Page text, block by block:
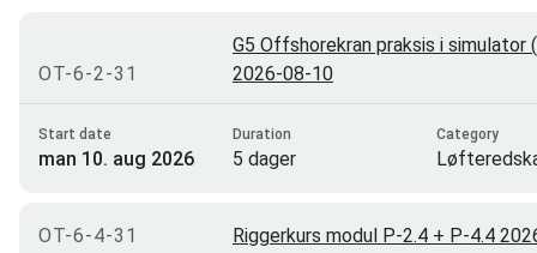
Grimstad
Asker
30
Kirkenes
18
OT-6-2-31
Start date
man 10. aug 2026
G5 Offshorekran praksis i simulator
2026-08-10
Duration
5 dager
Category
OT-6-4-31 Riggerkurs modul P-2.4 + P-4.4